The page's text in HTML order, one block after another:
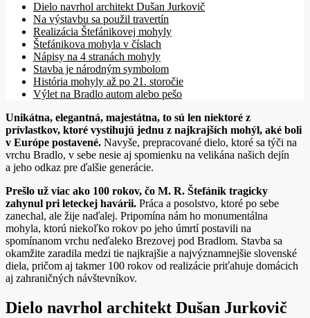
Dielo navrhol architekt Dušan Jurkovič
Na výstavbu sa použil travertín
Realizácia Štefánikovej mohyly
Štefánikova mohyla v číslach
Nápisy na 4 stranách mohyly
Stavba je národným symbolom
História mohyly až po 21. storočie
Výlet na Bradlo autom alebo pešo
Unikátna, elegantná, majestátna, to sú len niektoré z
prívlastkov, ktoré vystihujú jednu z najkrajších mohýl, aké boli
v Európe postavené. Navyše, prepracované dielo, ktoré sa týči na
vrchu Bradlo, v sebe nesie aj spomienku na velikána našich dejín
a jeho odkaz pre ďalšie generácie.
Prešlo už viac ako 100 rokov, čo M. R. Štefánik tragicky
zahynul pri leteckej havárii. Práca a posolstvo, ktoré po sebe
zanechal, ale žije naďalej. Pripomína nám ho monumentálna
mohyla, ktorú niekoľko rokov po jeho úmrtí postavili na
spomínanom vrchu neďaleko Brezovej pod Bradlom. Stavba sa
okamžite zaradila medzi tie najkrajšie a najvýznamnejšie slovenské
diela, pričom aj takmer 100 rokov od realizácie priťahuje domácich
aj zahraničných návštevníkov.
Dielo navrhol architekt Dušan Jurkovič